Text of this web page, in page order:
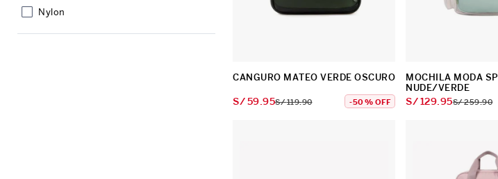
Nylon
CANGURO MATEO VERDE OSCURO
S/59 95S/119.90 -50 % OFF
MOCHILA MODA
NUDE/VERDE
S/129 95S/259.90